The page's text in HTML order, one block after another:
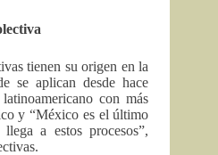
tienen su origen en la
se aplican desde hace
con más
y “México es el último
a estos procesos”,